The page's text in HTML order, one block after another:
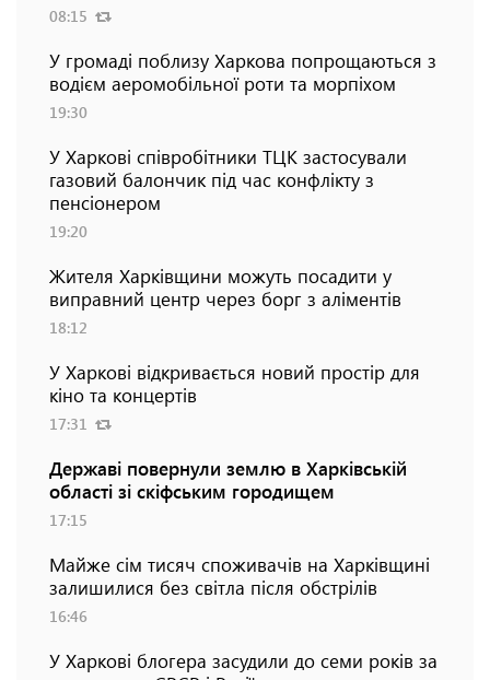
08:15
У громаді поблизу Харкова попрощаються з
водієм аеромобільної роти та морпіхом
19:30
У Харкові співробітники ТЦК застосували
газовий балончик під час конфлікту з
пенсіонером
19:20
Жителя Харківщини можуть посадити у
виправний центр через борг з аліментів
18:12
У Харкові відкривається новий простір для
кіно та концертів
17:31
Державі повернули землю в Харківській
області зі скіфським городищем
17:15
Майже сім тисяч споживачів на Харківщині
залишилися без світла після обстрілів
16:46
У Харкові блогера засудили до семи років за